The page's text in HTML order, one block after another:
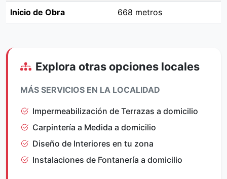
Inicio de Obra 668 metros
Explora otras opciones locales
MÁS SERVICIOS EN LA LOCALIDAD
Impermeabilización de Terrazas a domicilio
Carpintería a Medida a domicilio
Diseño de Interiores en tu zona
Instalaciones de Fontanería a domicilio